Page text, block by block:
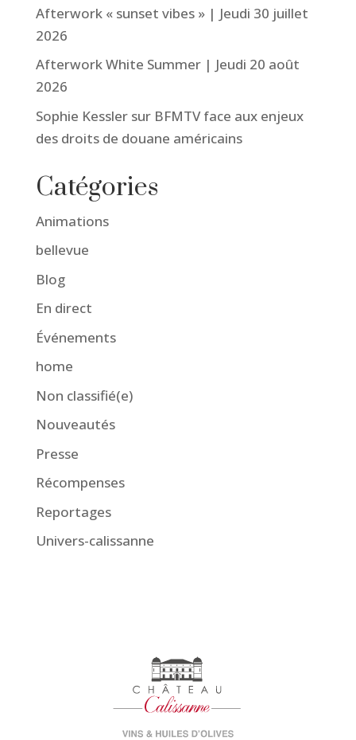
Afterwork « sunset vibes » | Jeudi 30 juillet
2026
Afterwork White Summer | Jeudi 20 août
2026
Sophie Kessler sur BFMTV face aux enjeux
des droits de douane américains
Catégories
Animations
bellevue
Blog
En direct
Événements
home
Non classifié(e)
Nouveautés
Presse
Récompenses
Reportages
Univers-calissanne